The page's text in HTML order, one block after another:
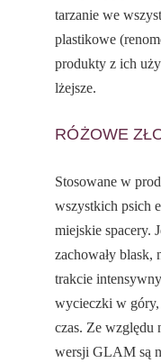
tarzanie we
plastikowe
produkty z ich
lżejsze.
RÓŻOWE
Stosowane w
wszystkich psich
miejskie spacery.
zachowały
trakcie
wycieczki w góry,
czas. Ze względu
wersji GLAM są